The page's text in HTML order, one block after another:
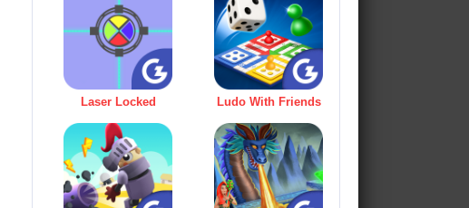
Laser Locked Ludo With Friends